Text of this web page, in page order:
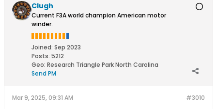
Clugh
Current F3A world champion American motor
winder.
Joined: Sep 2023
Posts: 5212
Geo: Research Triangle Park North Carolina
Send PM
#3010
Mar 9, 2025, 09:31 AM